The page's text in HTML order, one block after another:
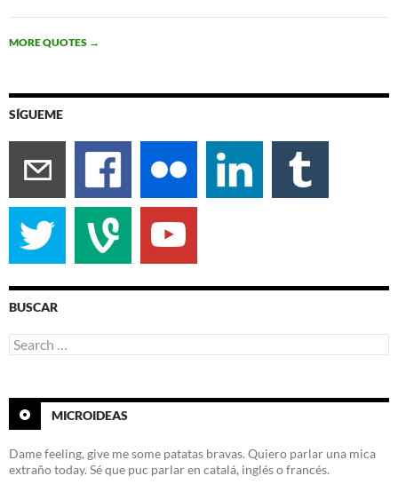
MORE QUOTES →
SÍGUEME
BUSCAR
Search
for:
MICROIDEAS
Dame feeling, give me some patatas bravas. Quiero parlar una mica
extraño today. Sé que puc parlar en catalá, inglés o francés.